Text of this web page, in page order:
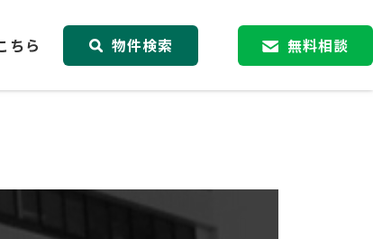
ちら 物件検索 無料相談